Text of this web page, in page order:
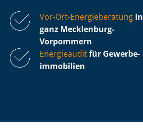
Vor-Ort-Energieberatung in
ganz Mecklenburg-
Vorpommern
Energieauditfür Ge­wer­be­
im­mo­bi­li­en